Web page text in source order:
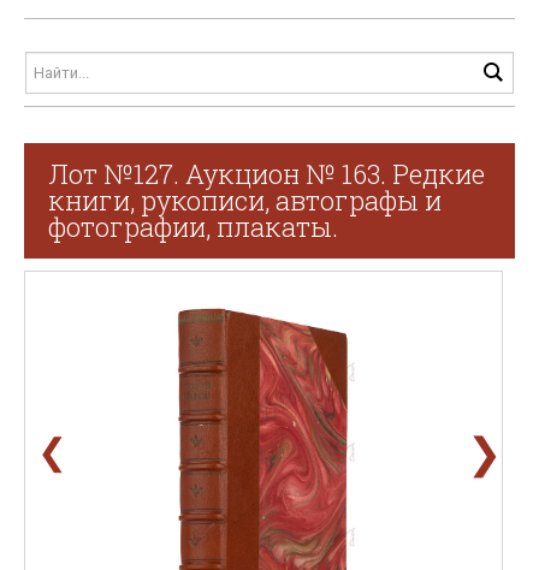
Лот №127. Аукцион № 163. Редкие
книги, рукописи, автографы и
фотографии, плакаты.
❮ ❯